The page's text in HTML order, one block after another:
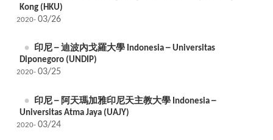
Kong (HKU)
2020- 03/26
印尼 ─ 迪波內戈羅大學 Indonesia ─ Universitas
Diponegoro (UNDIP)
2020- 03/25
印尼 ─ 阿天瑪加雅印尼天主教大學 Indonesia ─
Universitas Atma Jaya (UAJY)
2020- 03/24